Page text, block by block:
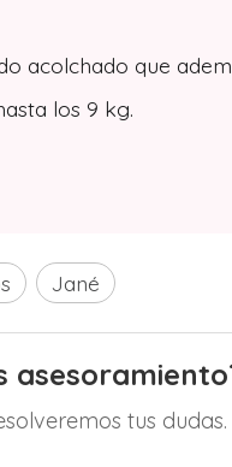
acolchado que
los 9 kg.
Jané
tus dudas.